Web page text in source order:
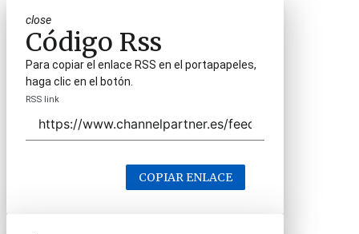
close
Código Rss
Para copiar el enlace RSS en el portapapeles,
haga clic en el botón.
RSS link
COPIAR ENLACE